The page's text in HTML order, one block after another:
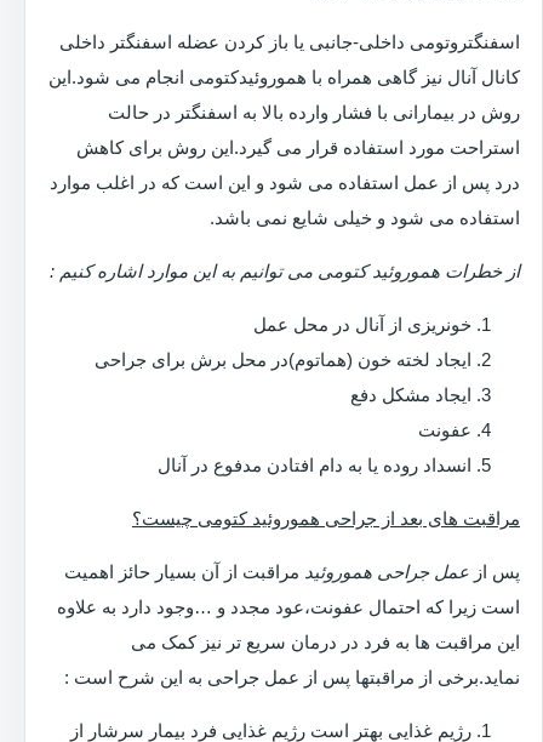
اسفنگتروتومی داخلی-جانبی یا باز کردن عضله اسفنگتر داخلی
کانال آنال نیز گاهی همراه با هموروئیدکتومی انجام می شود.این
روش در بیمارانی با فشار وارده بالا به اسفنگتر در حالت
استراحت مورد استفاده قرار می گیرد.این روش برای کاهش
درد پس از عمل استفاده می شود و این است که در اغلب موارد
استفاده می شود و خیلی شایع نمی باشد.
از خطرات هموروئید کتومی می توانیم به این موارد اشاره کنیم :
خونریزی از آنال در محل عمل
ایجاد لخته خون (هماتوم)در محل برش برای جراحی
ایجاد مشکل دفع
عفونت
انسداد روده یا به دام افتادن مدفوع در آنال
مراقبت های بعد از جراحی هموروئید کتومی چیست؟
پس از عمل جراحی هموروئید مراقبت از آن بسیار حائز اهمیت
است زیرا که احتمال عفونت،عود مجدد و …وجود دارد به علاوه
این مراقبت ها به فرد در درمان سریع تر نیز کمک می
نماید.برخی از مراقبتها پس از عمل جراحی به این شرح است :
رژیم غذایی بهتر است رژیم غذایی فرد بیمار سرشار از